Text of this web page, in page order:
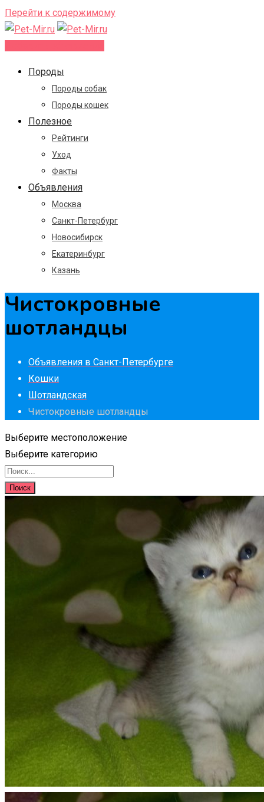
Перейти к содержимому
Породы
Породы собак
Породы кошек
Полезное
Рейтинги
Уход
Факты
Объявления
Москва
Санкт-Петербург
Новосибирск
Екатеринбург
Казань
Чистокровные
шотландцы
Объявления в Санкт-Петербурге
Кошки
Шотландская
Чистокровные шотландцы
Выберите местоположение
Выберите категорию
Поиск